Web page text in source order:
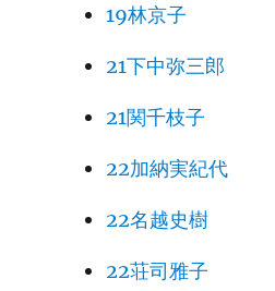
19林京子
21下中弥三郎
21関千枝子
22加納実紀代
22名越史樹
22荘司雅子